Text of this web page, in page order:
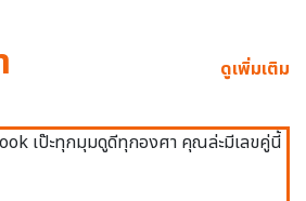
ดูเพิ่มเติม